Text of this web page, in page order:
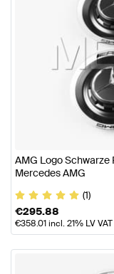
AMG Logo
Mercedes AMG
(1)
€295.88
€358.01incl. 21% LV VAT